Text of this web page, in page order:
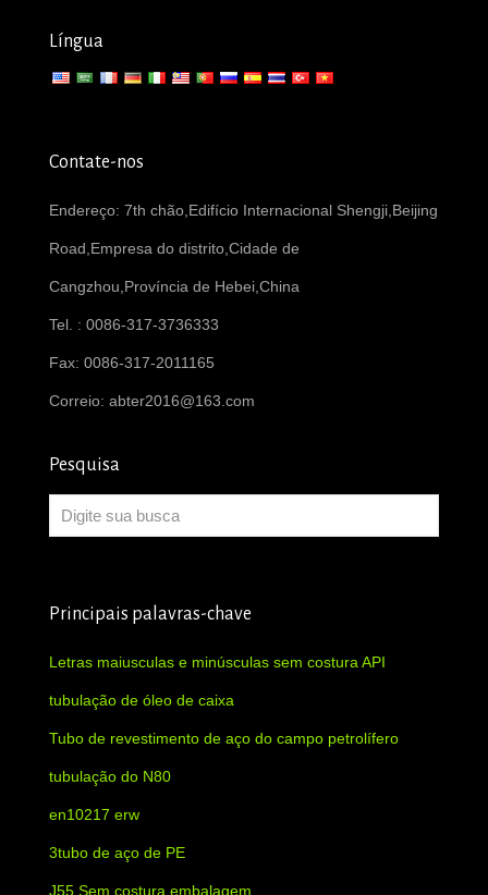
Língua
Contate-nos
Endereço: 7th chão,Edifício Internacional Shengji,Beijing
Road,Empresa do distrito,Cidade de
Cangzhou,Província de Hebei,China
Tel. : 0086-317-3736333
Fax: 0086-317-2011165
Correio: abter2016@163.com
Pesquisa
Principais palavras-chave
Letras maiusculas e minúsculas sem costura API
tubulação de óleo de caixa
Tubo de revestimento de aço do campo petrolífero
tubulação do N80
en10217 erw
3tubo de aço de PE
J55 Sem costura embalagem